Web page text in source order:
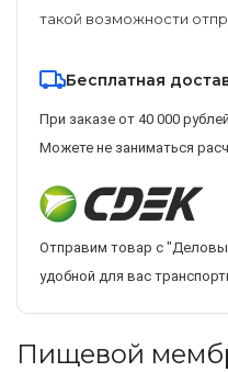
такой возможности
Бесплатная
При заказе от 40 000
Можете не заниматься
Отправим товар с
удобной для вас
Пищевой